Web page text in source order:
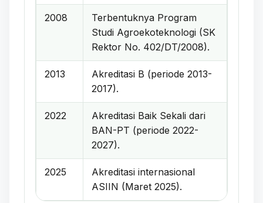
2008
Terbentuknya Program
Studi Agroekoteknologi (SK
Rektor No. 402/DT/2008).
2013
Akreditasi B (periode 2013-
2017).
2022
Akreditasi Baik Sekali dari
BAN-PT (periode 2022-
2027).
2025
Akreditasi internasional
ASIIN (Maret 2025).